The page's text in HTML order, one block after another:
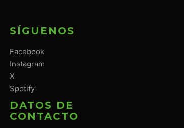
SÍGUENOS
Facebook
Instagram
X
Spotify
DATOS DE
CONTACTO